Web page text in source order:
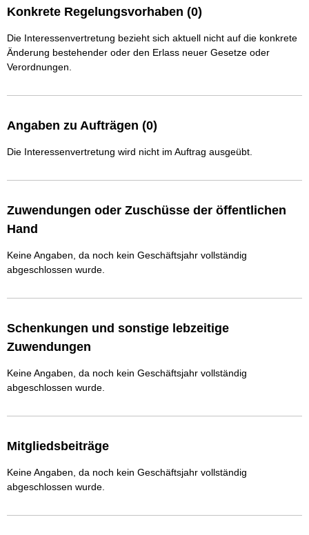
Konkrete Regelungsvorhaben (0)
Die Interessenvertretung bezieht sich aktuell nicht auf die konkrete
Änderung bestehender oder den Erlass neuer Gesetze oder
Verordnungen.
Angaben zu Aufträgen (0)
Die Interessenvertretung wird nicht im Auftrag ausgeübt.
Zuwendungen oder Zuschüsse der öffentlichen
Hand
Keine Angaben, da noch kein Geschäftsjahr vollständig
abgeschlossen wurde.
Schenkungen und sonstige lebzeitige
Zuwendungen
Keine Angaben, da noch kein Geschäftsjahr vollständig
abgeschlossen wurde.
Mitgliedsbeiträge
Keine Angaben, da noch kein Geschäftsjahr vollständig
abgeschlossen wurde.